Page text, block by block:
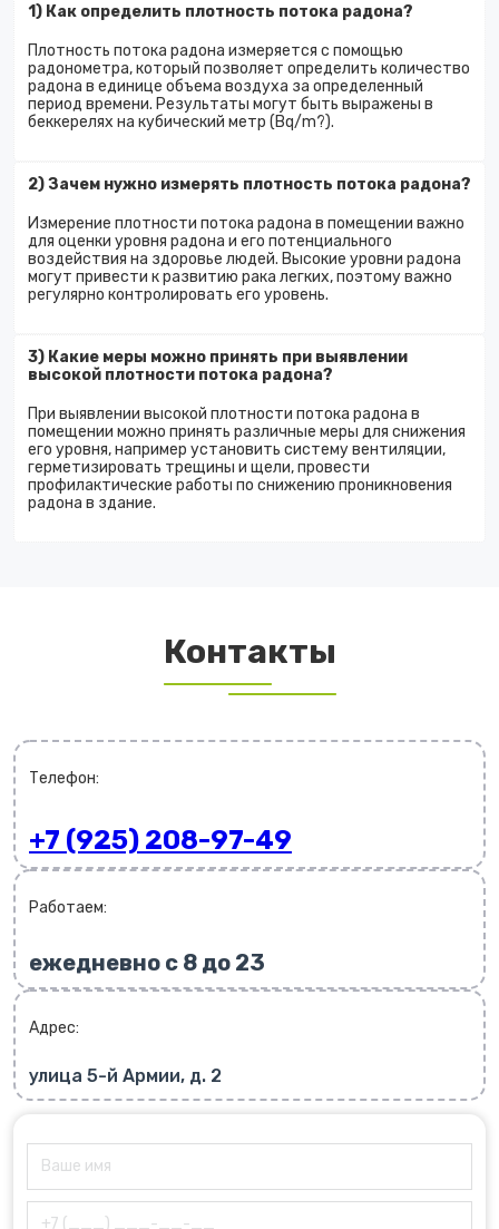
1) Как определить плотность потока радона?
Плотность потока радона измеряется с помощью
радонометра, который позволяет определить количество
радона в единице объема воздуха за определенный
период времени. Результаты могут быть выражены в
беккерелях на кубический метр (Bq/m?).
2) Зачем нужно измерять плотность потока радона?
Измерение плотности потока радона в помещении важно
для оценки уровня радона и его потенциального
воздействия на здоровье людей. Высокие уровни радона
могут привести к развитию рака легких, поэтому важно
регулярно контролировать его уровень.
3) Какие меры можно принять при выявлении
высокой плотности потока радона?
При выявлении высокой плотности потока радона в
помещении можно принять различные меры для снижения
его уровня, например установить систему вентиляции,
герметизировать трещины и щели, провести
профилактические работы по снижению проникновения
радона в здание.
Контакты
Телефон:
+7 (925) 208-97-49
Работаем:
ежедневно с 8 до 23
Адрес:
улица 5-й Армии, д. 2